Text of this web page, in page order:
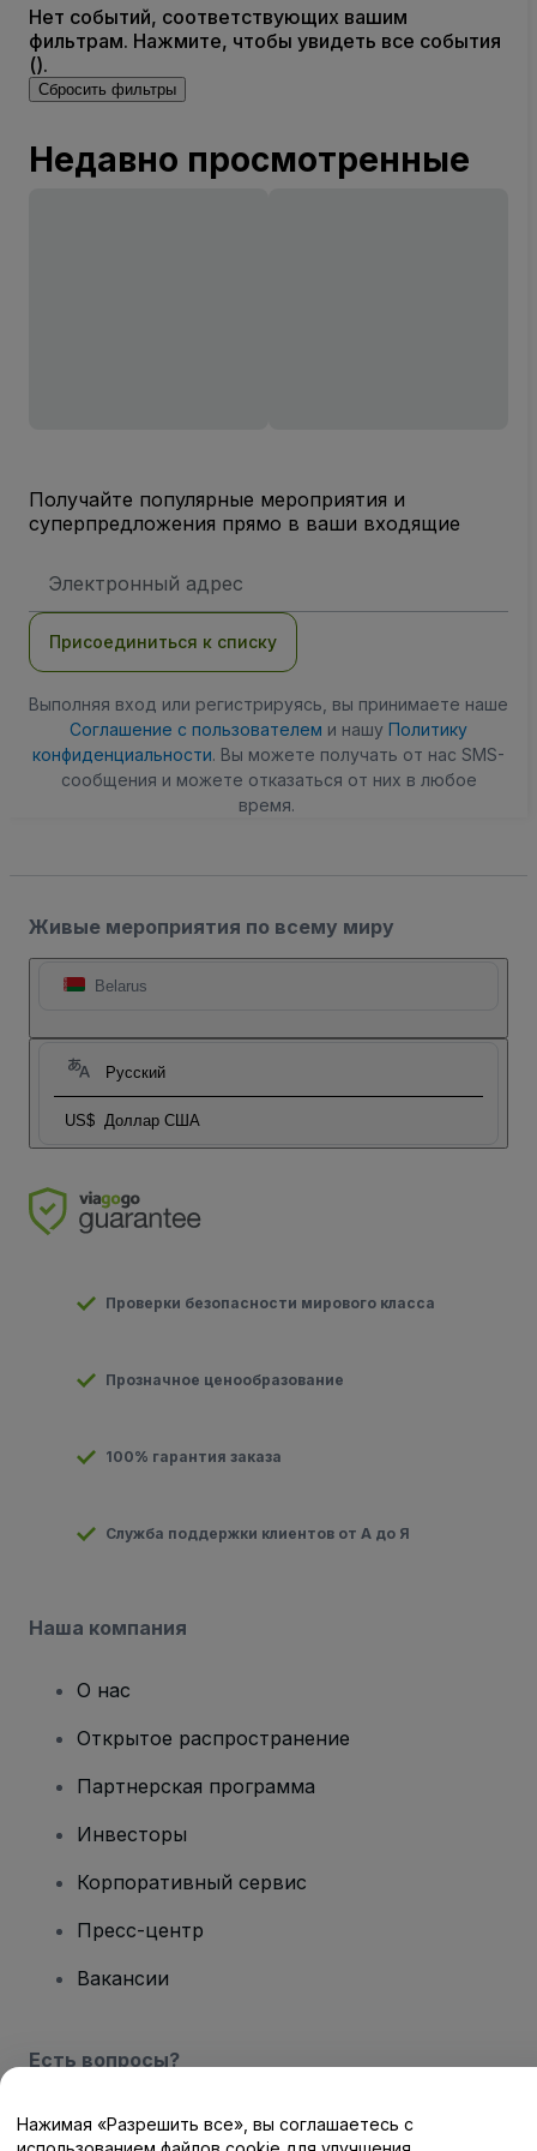
Нет событий, соответствующих вашим
фильтрам. Нажмите, чтобы увидеть все события
().
Сбросить фильтры
Недавно просмотренные
Получайте популярные мероприятия и
суперпредложения прямо в ваши входящие
электронной
Присоединиться к списку
Выполняя вход или регистрируясь, вы принимаете наше
Соглашение с пользователем и нашу Политику
конфиденциальности. Вы можете получать от нас SMS-
сообщения и можете отказаться от них в любое
время.
Живые мероприятия по всему миру
Belarus
Русский
US$ Доллар США
Проверки безопасности мирового класса
Прозначное ценообразование
100% гарантия заказа
Служба поддержки клиентов от А до Я
Наша компания
О нас
Открытое распространение
Партнерская программа
Инвесторы
Корпоративный сервис
Пресс-центр
Вакансии
Есть вопросы?
Центр помощи / Свяжитесь с нами
Нажимая «Разрешить все», вы соглашаетесь с